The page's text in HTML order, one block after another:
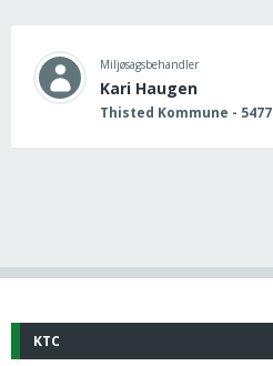
Miljøsagsbehandler
Kari Haugen
Thisted Kommune - 5477
KTC